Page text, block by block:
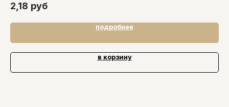
2,18 руб
подробнее
в корзину